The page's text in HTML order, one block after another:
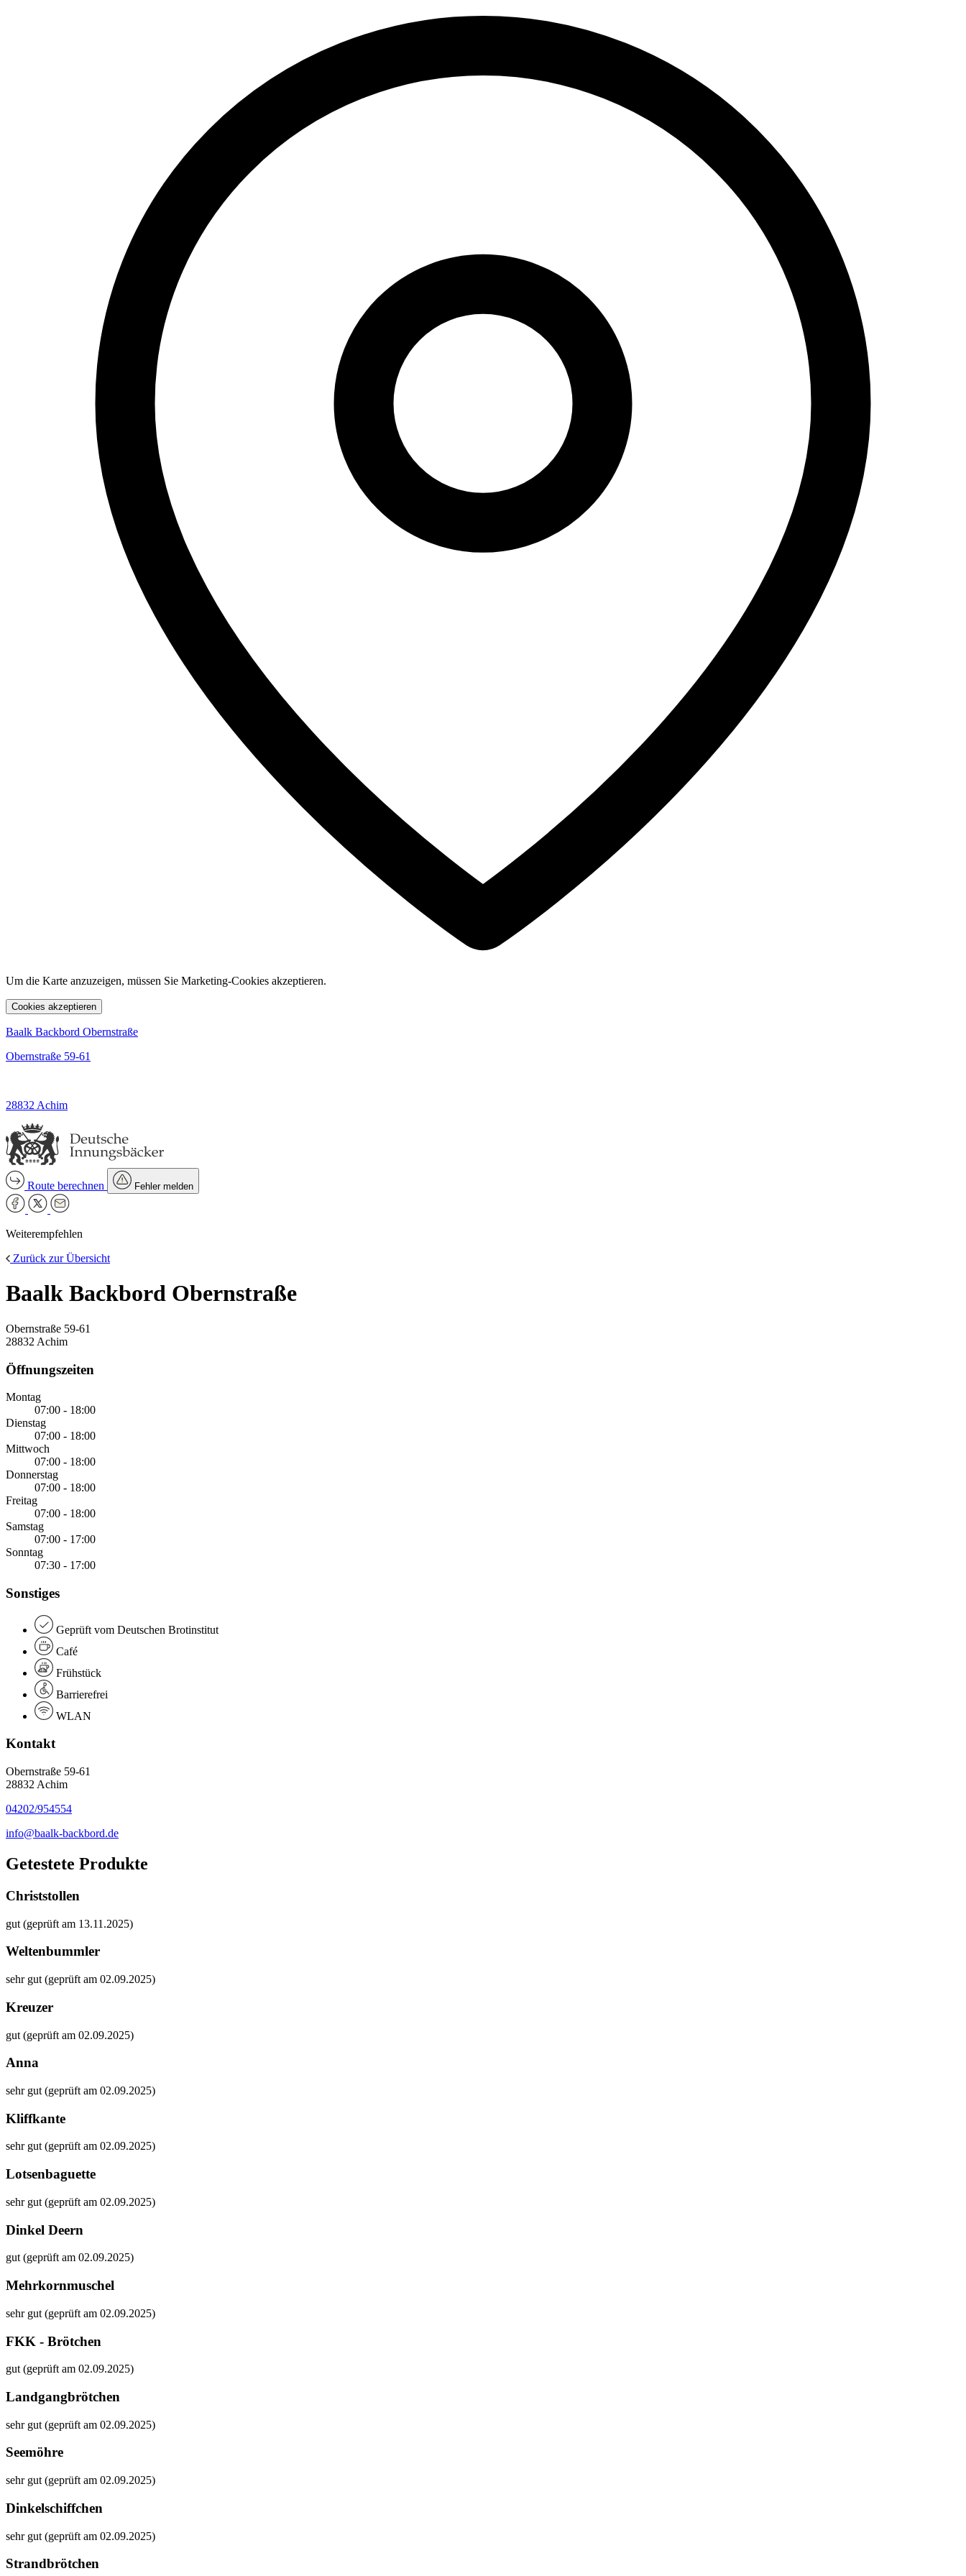
Um die Karte anzuzeigen, müssen Sie Marketing-Cookies akzeptieren.
Cookies akzeptieren
Baalk Backbord Obernstraße
Obernstraße 59-61
28832 Achim
Route berechnen Fehler melden
Weiterempfehlen
Zurück zur Übersicht
Baalk Backbord Obernstraße
Obernstraße 59-61
28832 Achim
Öffnungszeiten
Montag
07:00 - 18:00
Dienstag
07:00 - 18:00
Mittwoch
07:00 - 18:00
Donnerstag
07:00 - 18:00
Freitag
07:00 - 18:00
Samstag
07:00 - 17:00
Sonntag
07:30 - 17:00
Sonstiges
Geprüft vom Deutschen Brotinstitut
Café
Frühstück
Barrierefrei
WLAN
Kontakt
Obernstraße 59-61
28832 Achim
04202/954554
info@baalk-backbord.de
Getestete Produkte
Christstollen
gut (geprüft am 13.11.2025)
Weltenbummler
sehr gut (geprüft am 02.09.2025)
Kreuzer
gut (geprüft am 02.09.2025)
Anna
sehr gut (geprüft am 02.09.2025)
Kliffkante
sehr gut (geprüft am 02.09.2025)
Lotsenbaguette
sehr gut (geprüft am 02.09.2025)
Dinkel Deern
gut (geprüft am 02.09.2025)
Mehrkornmuschel
sehr gut (geprüft am 02.09.2025)
FKK - Brötchen
gut (geprüft am 02.09.2025)
Landgangbrötchen
sehr gut (geprüft am 02.09.2025)
Seemöhre
sehr gut (geprüft am 02.09.2025)
Dinkelschiffchen
sehr gut (geprüft am 02.09.2025)
Strandbrötchen